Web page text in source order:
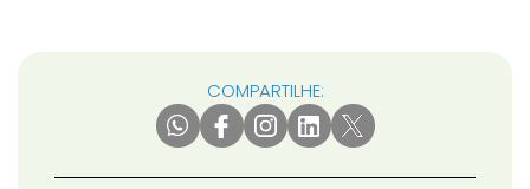
COMPARTILHE: